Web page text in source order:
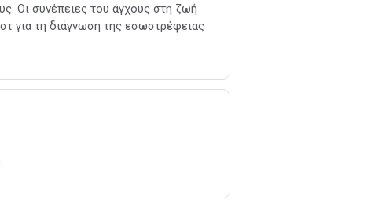
Οι συνέπειες του άγχους στη ζωή
για τη διάγνωση της εσωστρέφειας